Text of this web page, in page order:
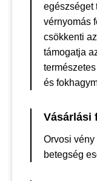
egészséget
vérnyomás
csökkenti
támogatja
és
Vásárlási
Orvosi
betegség